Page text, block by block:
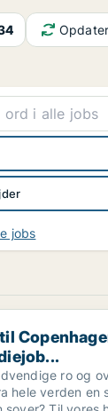
jobs
Strand
ro og
hele verden en